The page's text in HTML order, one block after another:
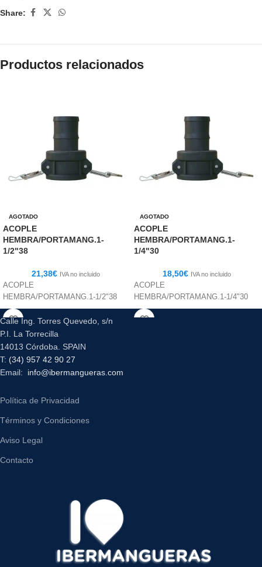
Share:
Productos relacionados
AGOTADO
ACOPLE
HEMBRA/PORTAMANG.1-
1/2"38
21,38€ IVA no incluido
ACOPLE
HEMBRA/PORTAMANG.1-1/2"38
AGOTADO
ACOPLE
HEMBRA/PORTAMANG.1-
1/4"30
18,50€ IVA no incluido
ACOPLE
HEMBRA/PORTAMANG.1-1/4"30
Calle Ing. Torres Quevedo, s/n
P.I. La Torrecilla
14013 Córdoba. SPAIN
T: (34) 957 42 90 27
Email: info@ibermangueras.com
Política de Privacidad
Términos y Condiciones
Aviso Legal
Contacto